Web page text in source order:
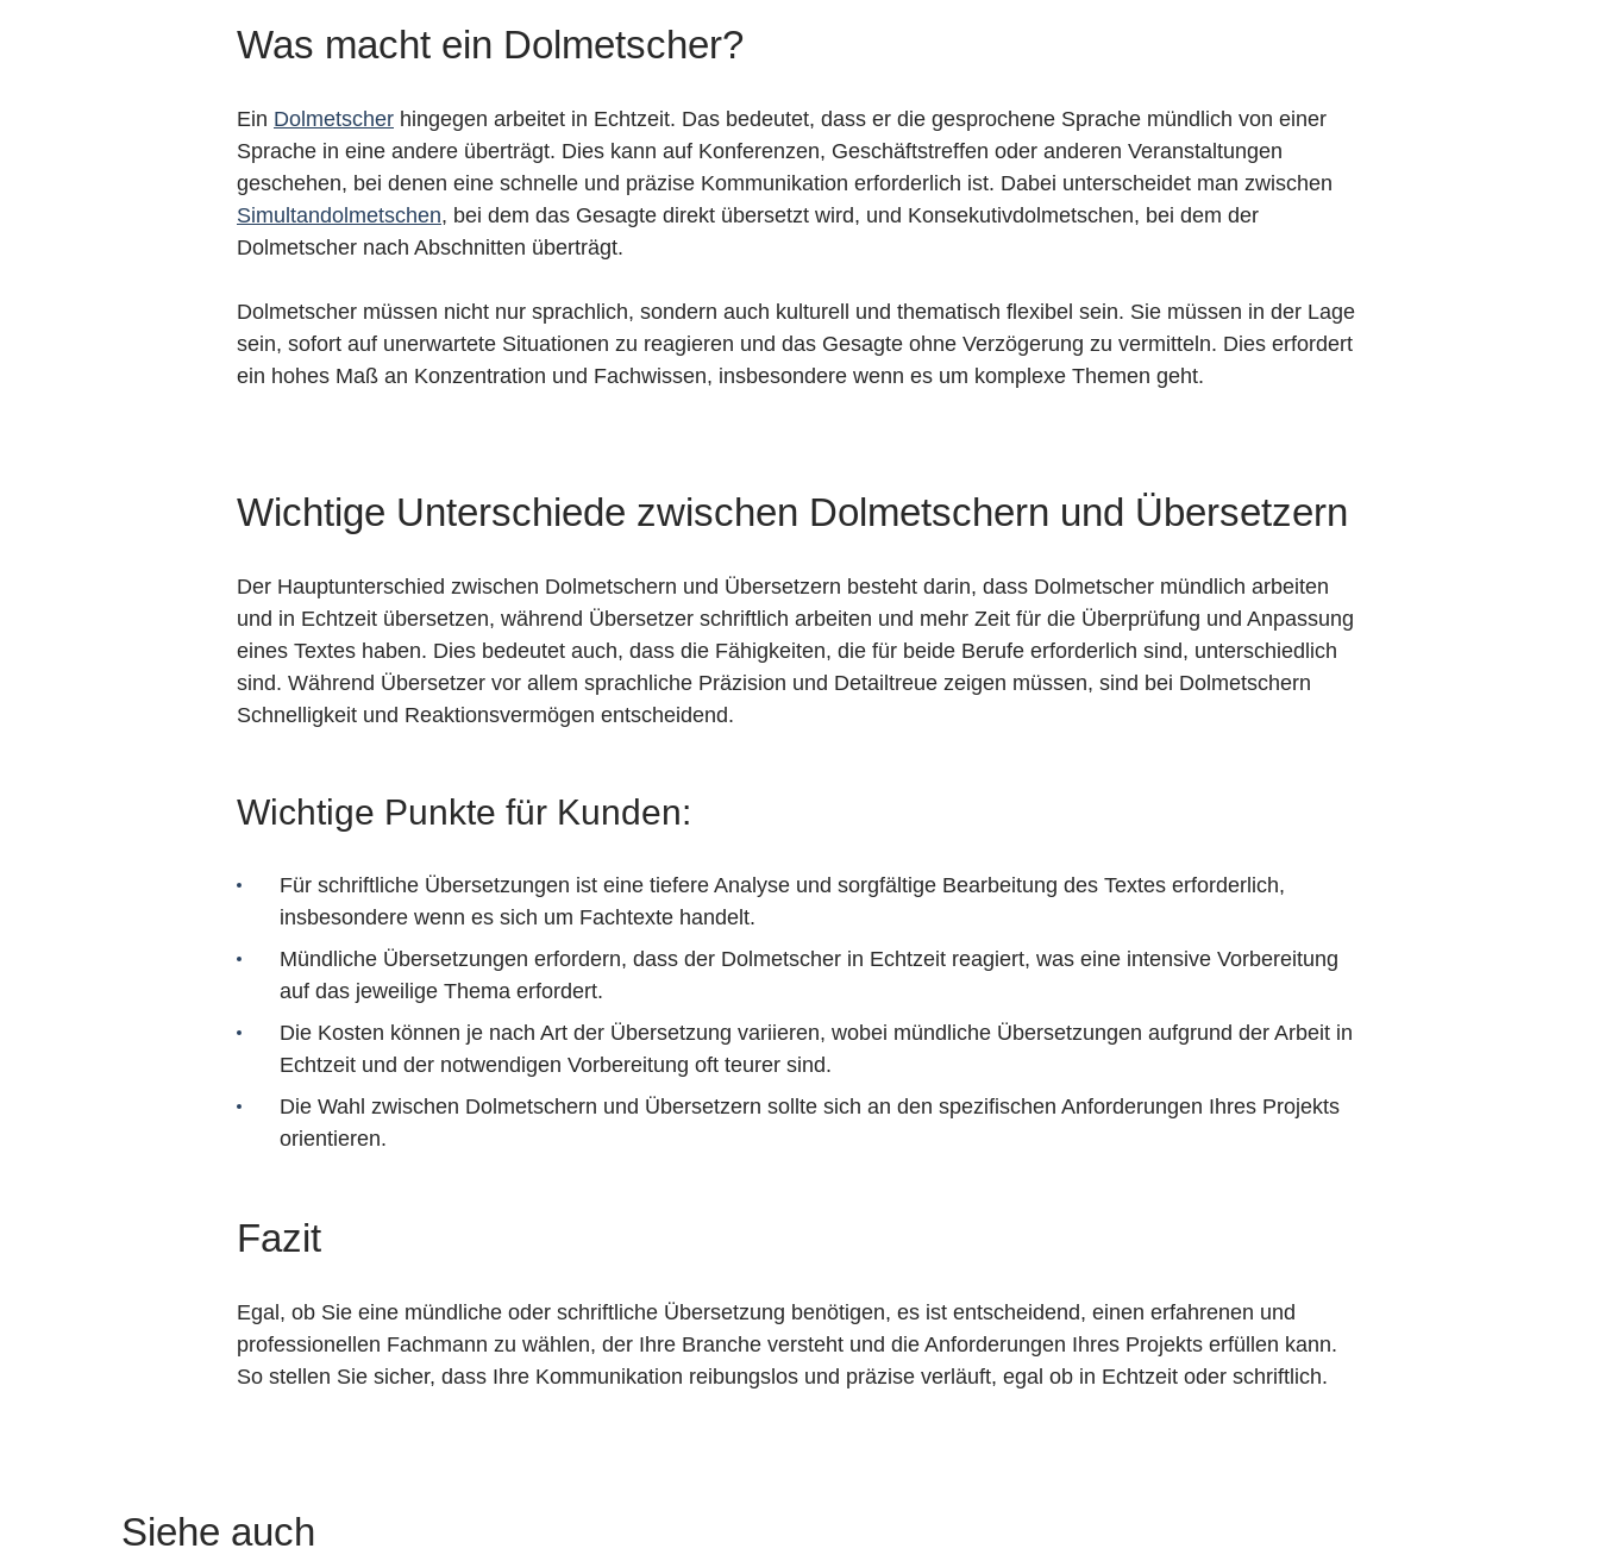
Was macht ein Dolmetscher?
Ein Dolmetscher hingegen arbeitet in Echtzeit. Das bedeutet, dass er die gesprochene Sprache mündlich von einer
Sprache in eine andere überträgt. Dies kann auf Konferenzen, Geschäftstreffen oder anderen Veranstaltungen
geschehen, bei denen eine schnelle und präzise Kommunikation erforderlich ist. Dabei unterscheidet man zwischen
Simultandolmetschen, bei dem das Gesagte direkt übersetzt wird, und Konsekutivdolmetschen, bei dem der
Dolmetscher nach Abschnitten überträgt.
Dolmetscher müssen nicht nur sprachlich, sondern auch kulturell und thematisch flexibel sein. Sie müssen in der Lage
sein, sofort auf unerwartete Situationen zu reagieren und das Gesagte ohne Verzögerung zu vermitteln. Dies erfordert
ein hohes Maß an Konzentration und Fachwissen, insbesondere wenn es um komplexe Themen geht.
Wichtige Unterschiede zwischen Dolmetschern und Übersetzern
Der Hauptunterschied zwischen Dolmetschern und Übersetzern besteht darin, dass Dolmetscher mündlich arbeiten
und in Echtzeit übersetzen, während Übersetzer schriftlich arbeiten und mehr Zeit für die Überprüfung und Anpassung
eines Textes haben. Dies bedeutet auch, dass die Fähigkeiten, die für beide Berufe erforderlich sind, unterschiedlich
sind. Während Übersetzer vor allem sprachliche Präzision und Detailtreue zeigen müssen, sind bei Dolmetschern
Schnelligkeit und Reaktionsvermögen entscheidend.
Wichtige Punkte für Kunden:
Für schriftliche Übersetzungen ist eine tiefere Analyse und sorgfältige Bearbeitung des Textes erforderlich,
insbesondere wenn es sich um Fachtexte handelt.
Mündliche Übersetzungen erfordern, dass der Dolmetscher in Echtzeit reagiert, was eine intensive Vorbereitung
auf das jeweilige Thema erfordert.
Die Kosten können je nach Art der Übersetzung variieren, wobei mündliche Übersetzungen aufgrund der Arbeit in
Echtzeit und der notwendigen Vorbereitung oft teurer sind.
Die Wahl zwischen Dolmetschern und Übersetzern sollte sich an den spezifischen Anforderungen Ihres Projekts
orientieren.
Fazit
Egal, ob Sie eine mündliche oder schriftliche Übersetzung benötigen, es ist entscheidend, einen erfahrenen und
professionellen Fachmann zu wählen, der Ihre Branche versteht und die Anforderungen Ihres Projekts erfüllen kann.
So stellen Sie sicher, dass Ihre Kommunikation reibungslos und präzise verläuft, egal ob in Echtzeit oder schriftlich.
Siehe auch